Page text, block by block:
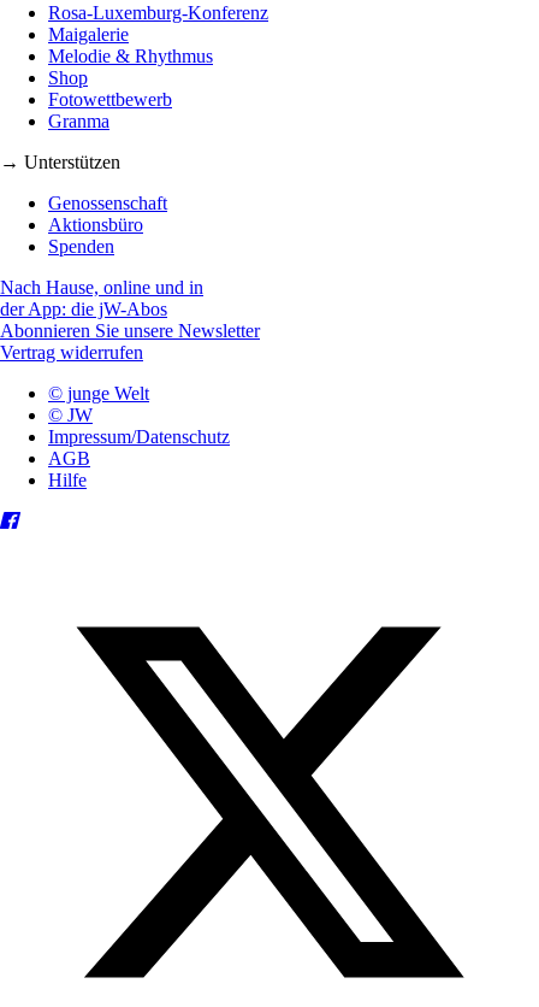
Rosa-Luxemburg-Konferenz
Maigalerie
Melodie & Rhythmus
Shop
Fotowettbewerb
Granma
→ Unterstützen
Genossenschaft
Aktionsbüro
Spenden
Nach Hause, online und in
der App: die jW-Abos
Abonnieren Sie unsere Newsletter
Vertrag widerrufen
© junge Welt
© JW
Impressum/Datenschutz
AGB
Hilfe